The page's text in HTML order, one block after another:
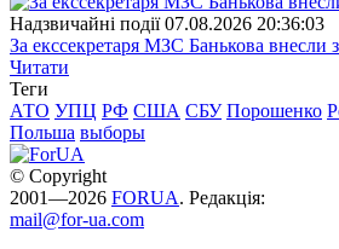
Надзвичайні події 07.08.2026 20:36:03
За екссекретаря МЗС Банькова внесли
Читати
Теги
АТО УПЦ РФ США СБУ Порошенко
Польша выборы
© Copyright
2001—2026 FORUA. Редакція:
mail@for-ua.com